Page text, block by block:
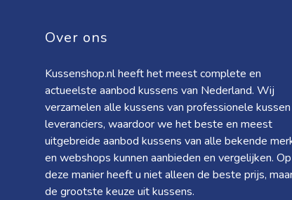
Over ons
Kussenshop.nl heeft het meest complete en
actueelste aanbod kussens van Nederland. Wij
verzamelen alle kussens van professionele kussen
leveranciers, waardoor we het beste en meest
uitgebreide aanbod kussens van alle bekende
en webshops kunnen aanbieden en vergelijken. Op
deze manier heeft u niet alleen de beste prijs,
de grootste keuze uit kussens.